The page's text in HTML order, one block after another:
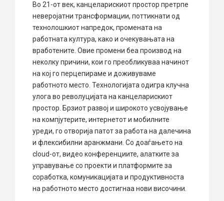
Во 21-от век, канцеларискиот простор претрпе
неверојатни трансформации, поттикнати од
технолошкиот напредок, промената на
работната култура, како и очекувањата на
вработените. Овие промени беа производ на
неколку причини, кои го преобликуваа начинот
на кој го перцепираме и доживуваме
работното место. Технологијата одигра клучна
улога во револуцијата на канцеларискиот
простор. Брзиот развој и широкото усвојување
на компјутерите, интернетот и мобилните
уреди, го отворија патот за работа на далечина
и флексибилни аранжмани. Со доаѓањето на
cloud-от, видео конференциите, алатките за
управување со проекти и платформите за
соработка, комуникацијата и продуктивноста
на работното место достигнаа нови височини.